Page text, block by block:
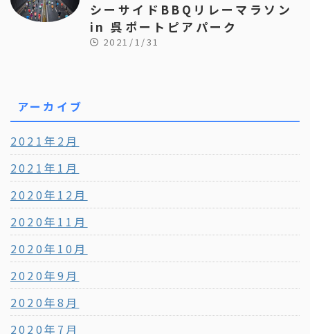
シーサイドBBQリレーマラソン
in 呉ポートピアパーク
2021/1/31
アーカイブ
2021年2月
2021年1月
2020年12月
2020年11月
2020年10月
2020年9月
2020年8月
2020年7月